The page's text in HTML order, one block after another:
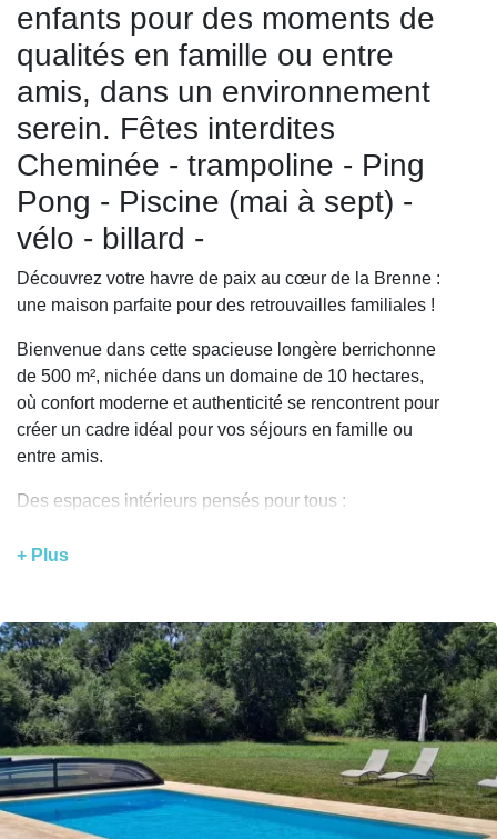
enfants pour des moments de
qualités en famille ou entre
amis, dans un environnement
serein. Fêtes interdites
Cheminée - trampoline - Ping
Pong - Piscine (mai à sept) -
vélo - billard -
Découvrez votre havre de paix au cœur de la Brenne :
une maison parfaite pour des retrouvailles familiales !
Bienvenue dans cette spacieuse longère berrichonne
de 500 m², nichée dans un domaine de 10 hectares,
où confort moderne et authenticité se rencontrent pour
créer un cadre idéal pour vos séjours en famille ou
entre amis.
Des espaces intérieurs pensés pour tous :
Une cuisine entièrement équipée, parfaite pour
Une spacieuse salle à manger avec une table où
chacun trouvera sa place.
Un salon chaleureux avec cheminée à foyer ouvert
pour des soirées cosy, attenant à un espace billard
pour un peu de compétition amicale.
Un dortoir pour les enfants à l’étage, rempli de jeux,
offrant un espace ludique rien que pour eux pendant
que les adultes profitent du salon.
+ Plus